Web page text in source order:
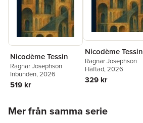
Nicodème Tessin
Ragnar Josephson
Inbunden, 2026
519 kr
Nicodème Tessin
Ragnar Josephson
Häftad, 2026
329 kr
Mer från samma serie